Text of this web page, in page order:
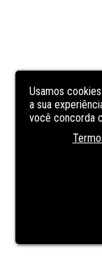
Usamos
a sua
você concorda